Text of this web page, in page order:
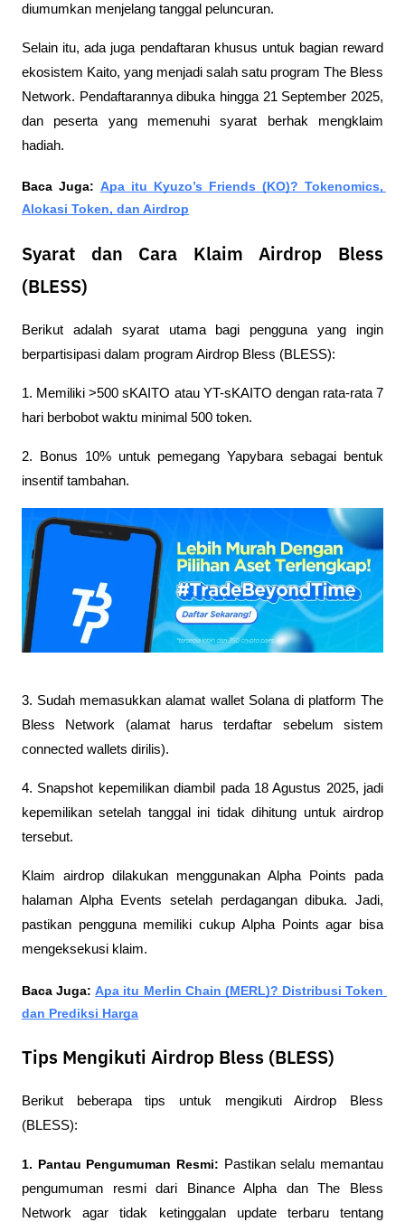
diumumkan menjelang tanggal peluncuran.
Selain itu, ada juga pendaftaran khusus untuk bagian reward
ekosistem Kaito, yang menjadi salah satu program The Bless
Network. Pendaftarannya dibuka hingga 21 September 2025,
dan peserta yang memenuhi syarat berhak mengklaim
hadiah.
Baca Juga: Apa itu Kyuzo’s Friends (KO)? Tokenomics,
Alokasi Token, dan Airdrop
Syarat dan Cara Klaim Airdrop Bless
(BLESS)
Berikut adalah syarat utama bagi pengguna yang ingin
berpartisipasi dalam program Airdrop Bless (BLESS):
1. Memiliki >500 sKAITO atau YT-sKAITO dengan rata-rata 7
hari berbobot waktu minimal 500 token.
2. Bonus 10% untuk pemegang Yapybara sebagai bentuk
insentif tambahan.
3. Sudah memasukkan alamat wallet Solana di platform The
Bless Network (alamat harus terdaftar sebelum sistem
connected wallets dirilis).
4. Snapshot kepemilikan diambil pada 18 Agustus 2025, jadi
kepemilikan setelah tanggal ini tidak dihitung untuk airdrop
tersebut.
Klaim airdrop dilakukan menggunakan Alpha Points pada
halaman Alpha Events setelah perdagangan dibuka. Jadi,
pastikan pengguna memiliki cukup Alpha Points agar bisa
mengeksekusi klaim.
Baca Juga: Apa itu Merlin Chain (MERL)? Distribusi Token
dan Prediksi Harga
Tips Mengikuti Airdrop Bless (BLESS)
Berikut beberapa tips untuk mengikuti Airdrop Bless
(BLESS):
1. Pantau Pengumuman Resmi: Pastikan selalu memantau
pengumuman resmi dari Binance Alpha dan The Bless
Network agar tidak ketinggalan update terbaru tentang